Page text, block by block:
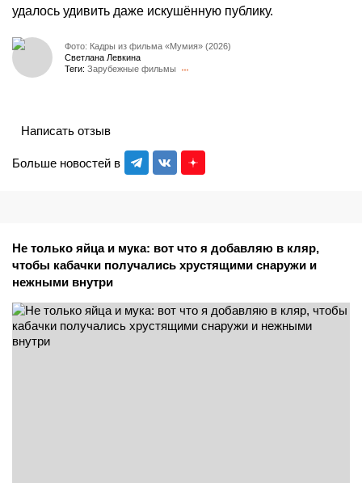
удалось удивить даже искушённую публику.
Фото: Кадры из фильма «Мумия» (2026)
Светлана Левкина
Теги: Зарубежные фильмы
Больше новостей в
Написать отзыв
Не только яйца и мука: вот что я добавляю в кляр,
чтобы кабачки получались хрустящими снаружи и
нежными внутри